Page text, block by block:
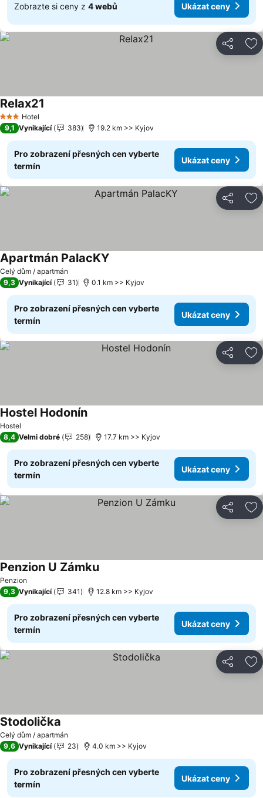
Zobrazte si ceny z 4 webů Ukázat ceny
Sdílet
3 Počet hvězdiček
Hotel
Relax21
9,1 Vynikající 383 19.2 km >> Kyjov
Pro zobrazení přesných cen vyberte
termín
Ukázat ceny
Sdílet
Celý dům / apartmán
Apartmán PalacKY
9,3 Vynikající 31 0.1 km >> Kyjov
Pro zobrazení přesných cen vyberte
termín
Ukázat ceny
Sdílet
Hostel
Hostel Hodonín
8,4 Velmi dobré 258 17.7 km >> Kyjov
Pro zobrazení přesných cen vyberte
termín
Ukázat ceny
Sdílet
Penzion
Penzion U Zámku
9,3 Vynikající 341 12.8 km >> Kyjov
Pro zobrazení přesných cen vyberte
termín
Ukázat ceny
Sdílet
Celý dům / apartmán
Stodolička
9,6 Vynikající 23 4.0 km >> Kyjov
Pro zobrazení přesných cen vyberte
termín
Ukázat ceny